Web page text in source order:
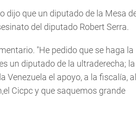
dijo que un diputado de la Mesa
del diputado Robert Serra.
"He pedido que se haga la
un diputado de la ultraderecha; la
Venezuela el apoyo, a la fiscalía, al
Cicpc y que saquemos grande